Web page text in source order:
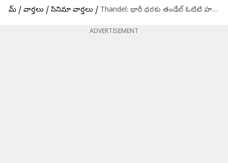
హోమ్ / వార్తలు / సినిమా వార్తలు / Thandel: భారీ ధరకు తండేల్ ఓటిటి హక్కులను సొంతం చేసుకున్న నెట్‌ఫ్లిక్స్ .. ఎంతంటే..?
ADVERTISEMENT